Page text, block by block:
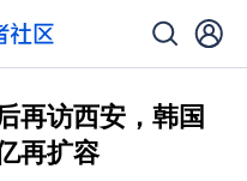
再访西安，韩国
再扩容